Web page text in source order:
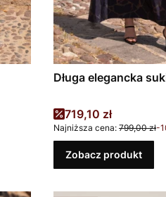
Długa elegancka
Cena promocyjna
719,10 zł
Najniższa cena: 799,00 zł-
Zobacz produkt